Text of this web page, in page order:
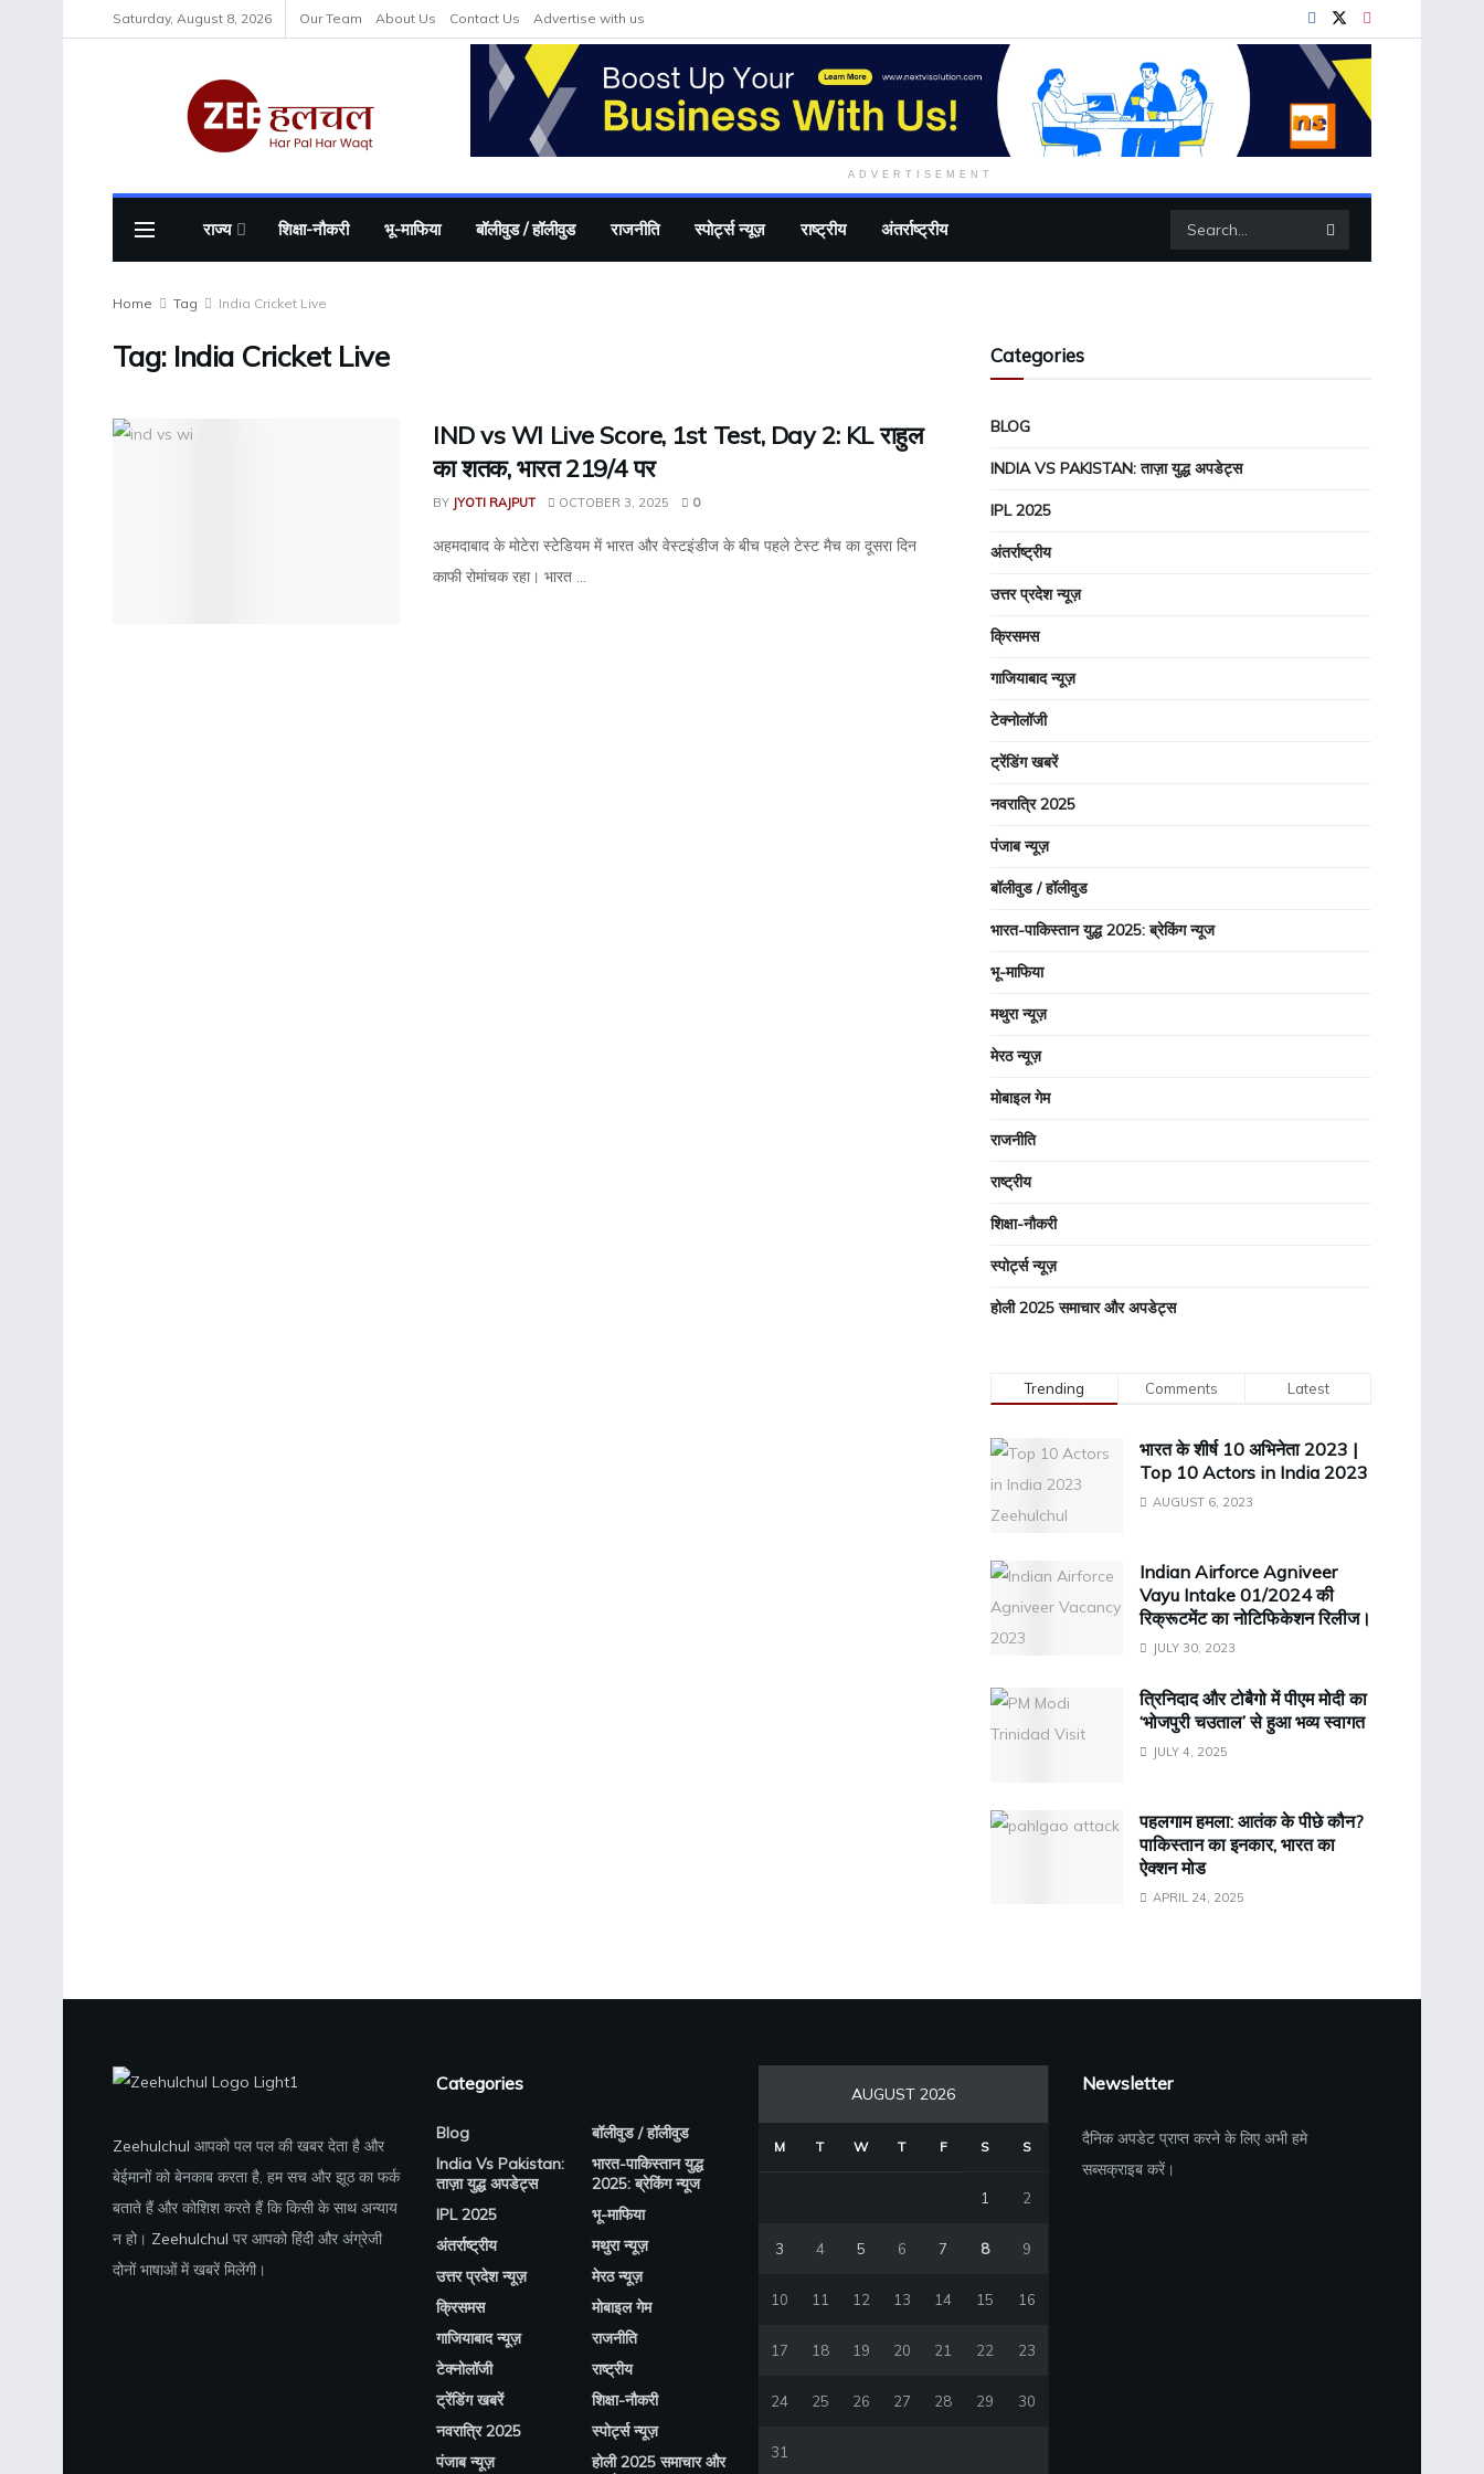
Saturday, August 8, 2026 Our Team About Us Contact Us Advertise with us
ADVERTISEMENT
राज्य शिक्षा-नौकरी भू-माफिया बॉलीवुड / हॉलीवुड राजनीति स्पोर्ट्स न्यूज़ राष्ट्रीय अंतर्राष्ट्रीय
Home Tag India Cricket Live
Tag: India Cricket Live
IND vs WI Live Score, 1st Test, Day 2: KL राहुल
का शतक, भारत 219/4 पर
BY JYOTI RAJPUT OCTOBER 3, 2025 0
अहमदाबाद के मोटेरा स्टेडियम में भारत और वेस्टइंडीज के बीच पहले टेस्ट मैच का दूसरा दिन
काफी रोमांचक रहा। भारत ...
Categories
BLOG
INDIA VS PAKISTAN: ताज़ा युद्ध अपडेट्स
IPL 2025
अंतर्राष्ट्रीय
उत्तर प्रदेश न्यूज़
क्रिसमस
गाजियाबाद न्यूज़
टेक्नोलॉजी
ट्रेंडिंग खबरें
नवरात्रि 2025
पंजाब न्यूज़
बॉलीवुड / हॉलीवुड
भारत-पाकिस्तान युद्ध 2025: ब्रेकिंग न्यूज
भू-माफिया
मथुरा न्यूज़
मेरठ न्यूज़
मोबाइल गेम
राजनीति
राष्ट्रीय
शिक्षा-नौकरी
स्पोर्ट्स न्यूज़
होली 2025 समाचार और अपडेट्स
Trending Comments Latest
भारत के शीर्ष 10 अभिनेता 2023 |
Top 10 Actors in India 2023
AUGUST 6, 2023
Indian Airforce Agniveer
Vayu Intake 01/2024 की
रिक्रूटमेंट का नोटिफिकेशन रिलीज।
JULY 30, 2023
त्रिनिदाद और टोबैगो में पीएम मोदी का
‘भोजपुरी चउताल’ से हुआ भव्य स्वागत
JULY 4, 2025
पहलगाम हमला: आतंक के पीछे कौन?
पाकिस्तान का इनकार, भारत का
ऐक्शन मोड
APRIL 24, 2025
Zeehulchul आपको पल पल की खबर देता है और
बेईमानों को बेनकाब करता है, हम सच और झूठ का फर्क
बताते हैं और कोशिश करते हैं कि किसी के साथ अन्याय
न हो। Zeehulchul पर आपको हिंदी और अंग्रेजी
दोनों भाषाओं में खबरें मिलेंगी।
Categories
Blog
India Vs Pakistan:
ताज़ा युद्ध अपडेट्स
IPL 2025
अंतर्राष्ट्रीय
उत्तर प्रदेश न्यूज़
क्रिसमस
गाजियाबाद न्यूज़
टेक्नोलॉजी
ट्रेंडिंग खबरें
नवरात्रि 2025
पंजाब न्यूज़
बॉलीवुड / हॉलीवुड
भारत-पाकिस्तान युद्ध
2025: ब्रेकिंग न्यूज
भू-माफिया
मथुरा न्यूज़
मेरठ न्यूज़
मोबाइल गेम
राजनीति
राष्ट्रीय
शिक्षा-नौकरी
स्पोर्ट्स न्यूज़
होली 2025 समाचार और
AUGUST 2026
M T W T F S S
1 2
3 4 5 6 7 8 9
10 11 12 13 14 15 16
17 18 19 20 21 22 23
24 25 26 27 28 29 30
31
Newsletter
दैनिक अपडेट प्राप्त करने के लिए अभी हमे
सब्सक्राइब करें।